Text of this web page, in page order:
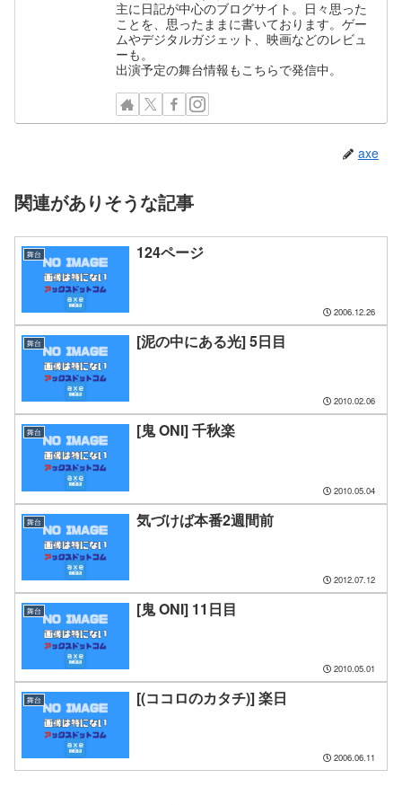
主に日記が中心のブログサイト。日々思った
ことを、思ったままに書いております。ゲー
ムやデジタルガジェット、映画などのレビュ
ーも。
出演予定の舞台情報もこちらで発信中。
axe
関連がありそうな記事
舞台 124ページ
2006.12.26
舞台 [泥の中にある光] 5日目
2010.02.06
舞台 [鬼 ONI] 千秋楽
2010.05.04
舞台 気づけば本番2週間前
2012.07.12
舞台 [鬼 ONI] 11日目
2010.05.01
舞台 [(ココロのカタチ)] 楽日
2006.06.11